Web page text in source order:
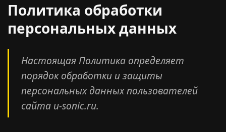
Политика обработки
персональных данных
Настоящая Политика определяет
порядок обработки и защиты
персональных данных пользователей
сайта u-sonic.ru.